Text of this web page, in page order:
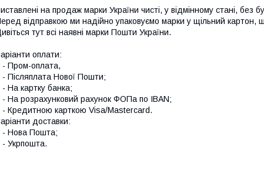
на продаж марки України чисті, у відмінному стані, без
відправкою ми надійно упаковуємо марки у щільний
тут всі наявні марки Пошти України.
оплати:
- Пром-оплата,
- Післяплата Нової Пошти;
- На картку банка;
- На розрахунковий рахунок ФОПа по IBAN;
- Кредитною карткою Visa/Mastercard.
доставки:
- Нова Пошта;
- Укрпошта.